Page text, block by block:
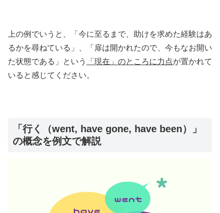
上の例でいうと、「今に至るまで、助けを求めた経験はあ
るかを尋ねている」、「扉は開かれたので、今もなお開い
た状態である」という
「現在」のところに力点が置かれて
いると感じてください。
「行く（went, have gone, have been）」
の概念を例文で解説